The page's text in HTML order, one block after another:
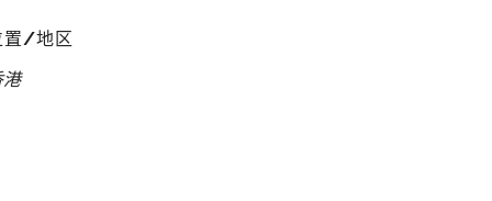
置/地区
港